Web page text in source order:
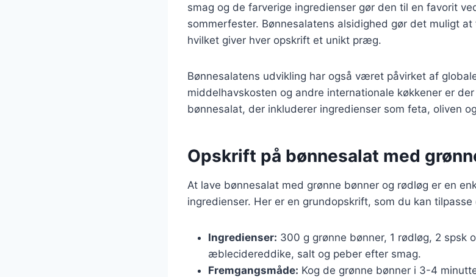
smag og de farverige ingredienser gør den til en favorit
sommerfester. Bønnesalatens alsidighed gør det muligt
hvilket giver hver opskrift et unikt præg.
Bønnesalatens udvikling har også været påvirket af
middelhavskosten og andre internationale køkkener er
bønnesalat, der inkluderer ingredienser som feta, oliven
Opskrift på bønnesalat med
At lave bønnesalat med grønne bønner og rødløg er en
ingredienser. Her er en grundopskrift, som du kan
Ingredienser: 300 g grønne bønner, 1 rødløg, 2 spsk
æblecidereddike, salt og peber efter smag.
Fremgangsmåde: Kog de grønne bønner i 3-4